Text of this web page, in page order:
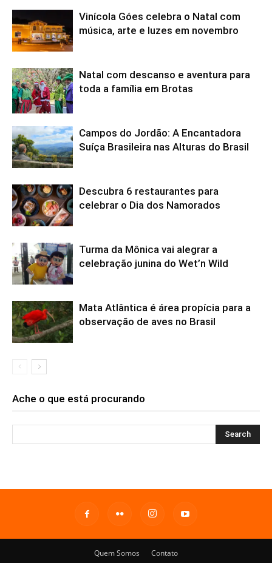
Vinícola Góes celebra o Natal com
música, arte e luzes em novembro
Natal com descanso e aventura para
toda a família em Brotas
Campos do Jordão: A Encantadora
Suíça Brasileira nas Alturas do Brasil
Descubra 6 restaurantes para
celebrar o Dia dos Namorados
Turma da Mônica vai alegrar a
celebração junina do Wet’n Wild
Mata Atlântica é área propícia para a
observação de aves no Brasil
Ache o que está procurando
Quem Somos Contato